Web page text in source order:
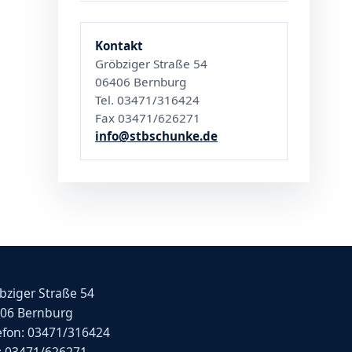
Kontakt
Gröbziger Straße 54
06406 Bernburg
Tel. 03471/316424
Fax 03471/626271
info@stbschunke.de
Straße 54
Bernburg
03471/316424